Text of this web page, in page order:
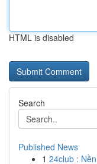
HTML is disabled
Search
Published News
1 24club :